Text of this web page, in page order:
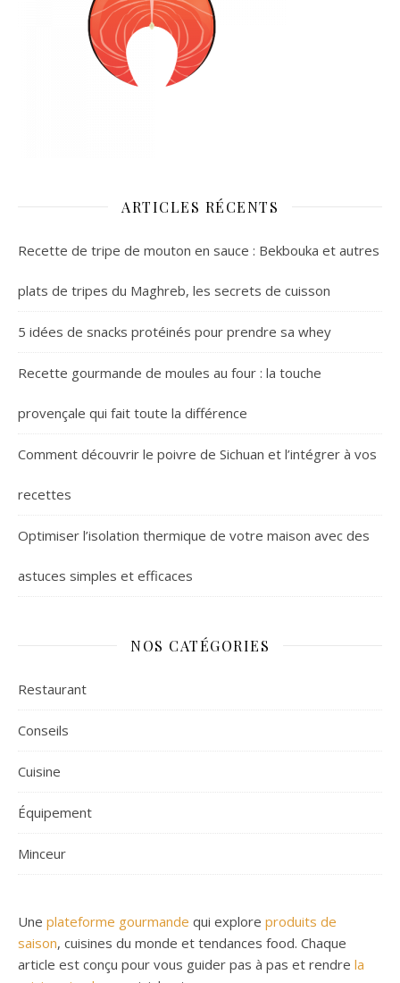
ARTICLES RÉCENTS
Recette de tripe de mouton en sauce : Bekbouka et autres
plats de tripes du Maghreb, les secrets de cuisson
5 idées de snacks protéinés pour prendre sa whey
Recette gourmande de moules au four : la touche
provençale qui fait toute la différence
Comment découvrir le poivre de Sichuan et l’intégrer à vos
recettes
Optimiser l’isolation thermique de votre maison avec des
astuces simples et efficaces
NOS CATÉGORIES
Restaurant
Conseils
Cuisine
Équipement
Minceur
Une plateforme gourmande qui explore produits de
saison, cuisines du monde et tendances food. Chaque
article est conçu pour vous guider pas à pas et rendre la